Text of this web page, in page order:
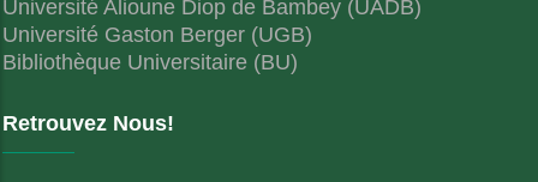
Université Alioune Diop de Bambey (UADB)
Université Gaston Berger (UGB)
Bibliothèque Universitaire (BU)
Retrouvez Nous!